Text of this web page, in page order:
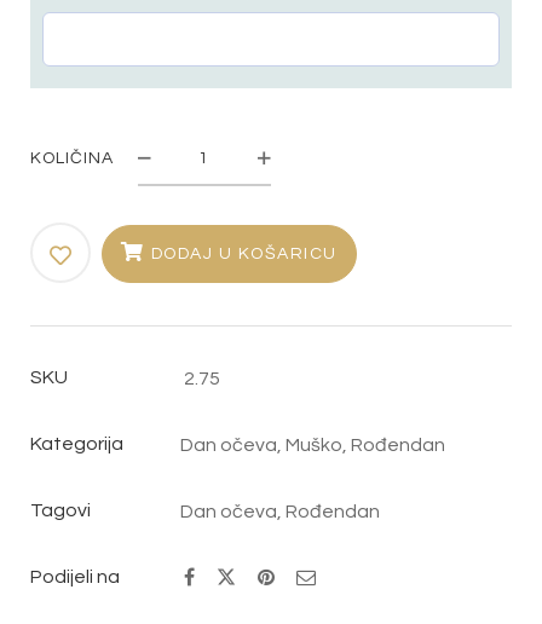
KOLIČINA
Plaketa
količina
DODAJ U KOŠARICU
SKU 2.75
Kategorija Dan očeva ,Muško ,Rođendan
Tagovi Dan očeva ,Rođendan
Podijeli na